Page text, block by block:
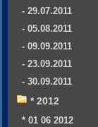
- 29.07.2011
- 05.08.2011
- 09.09.2011
- 23.09.2011
- 30.09.2011
* 2012
* 01 06 2012